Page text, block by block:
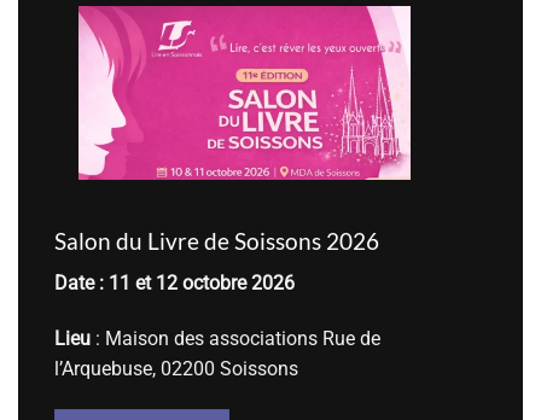
Salon du Livre de Soissons 2026
Date : 11 et 12 octobre 2026
Lieu : Maison des associations Rue de
l’Arquebuse, 02200 Soissons